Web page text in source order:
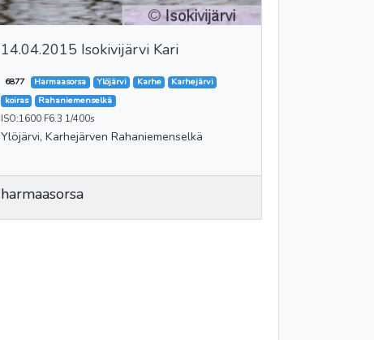
14.04.2015 Isokivijärvi Kari
6877 Harmaasorsa Ylöjärvi Karhe
Karhejärvi
koiras
Rahaniemenselkä
ISO:1600 F6.3 1/400s
Ylöjärvi, Karhejärven Rahaniemenselkä
harmaasorsa